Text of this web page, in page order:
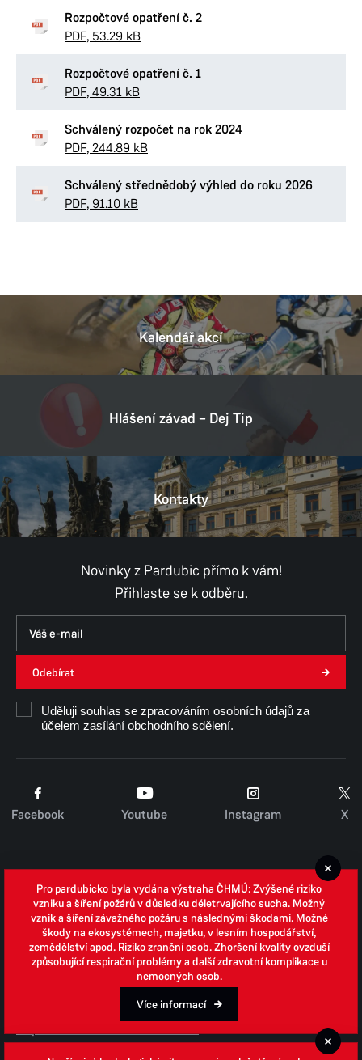
Rozpočtové opatření č. 2
PDF, 53.29 kB
Rozpočtové opatření č. 1
PDF, 49.31 kB
Schválený rozpočet na rok 2024
PDF, 244.89 kB
Schválený střednědobý výhled do roku 2026
PDF, 91.10 kB
Kalendář akcí
Hlášení závad – Dej Tip
Kontakty
Novinky z Pardubic přímo k vám!
Přihlaste se k odběru.
Odebírat
Uděluji souhlas se zpracováním osobních údajů za
účelem zasílání obchodního sdělení.
Facebook Youtube Instagram X
Zpracování osobních údajů
Whistleblowing
Open data
Povinně zveřejňované informace
Prohlášení o přístupnosti
Odpovědi na žádosti o informace
Jednotné environmentální stanovisko
Pro pardubicko byla vydána výstraha ČHMÚ: Zvýšené riziko
vzniku a šíření požárů v důsledku déletrvajícího sucha. Možný
vznik a šíření závažného požáru s následnými škodami. Možné
škody na ekosystémech, majetku, v lesním hospodářství,
zemědělství apod. Riziko zranění osob. Zhoršení kvality ovzduší
způsobující respirační problémy a další zdravotní komplikace u
nemocných osob.
Více informací